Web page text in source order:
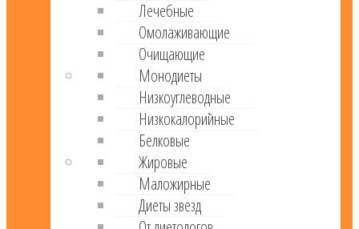
Лечебные
Омолаживающие
Очищающие
Монодиеты
Низкоуглеводные
Низкокалорийные
Белковые
Жировые
Маложирные
Диеты звезд